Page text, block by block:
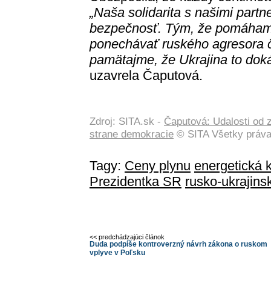
„Naša solidarita s našimi
bezpečnosť. Tým, že
ponechávať ruského
pamätajme, že Ukrajina to
uzavrela Čaputová.
Zdroj: SITA.sk - Čaputová: Udalosti od
strane demokracie © SITA Všetky
Tagy: Ceny plynu energetická
Prezidentka SR rusko-
<< predchádzajúci článok
Duda podpíše kontroverzný návrh zákona o ruskom
vplyve v Poľsku